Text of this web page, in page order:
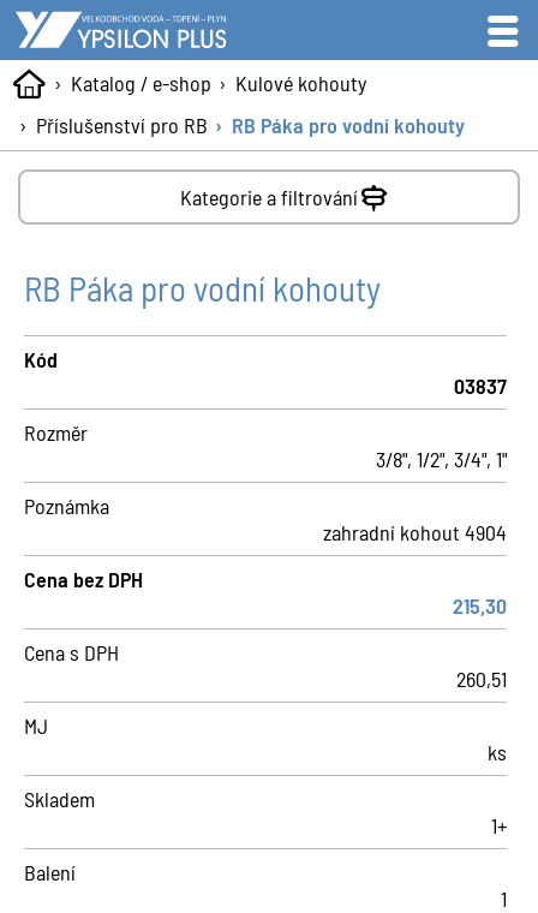
Katalog / e-shop
Kulové kohouty
Příslušenství pro RB
RB Páka pro vodní kohouty
Kategorie a filtrování
RB Páka pro vodní kohouty
Kód
03837
Rozměr
3/8", 1/2", 3/4", 1"
Poznámka
zahradní kohout 4904
Cena bez DPH
215,30
Cena s DPH
260,51
MJ
ks
Skladem
1+
Balení
1